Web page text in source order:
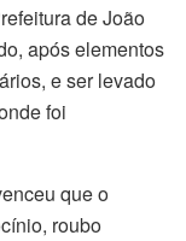
de João
após elementos
e ser levado
foi
que o
roubo